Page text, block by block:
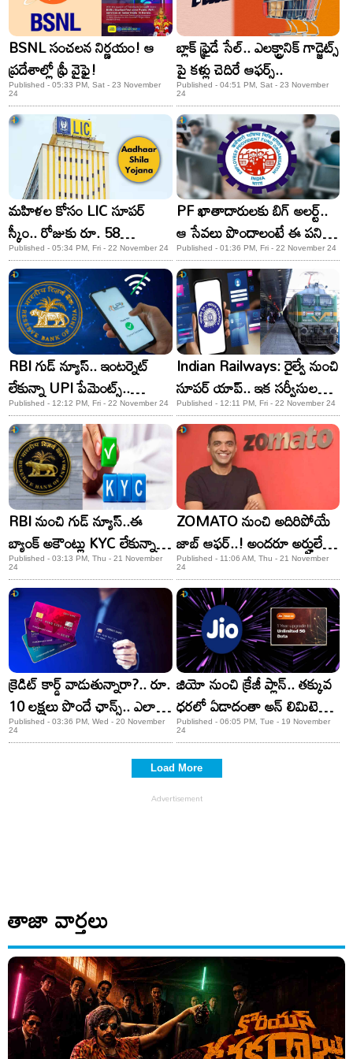
BSNL సంచలన నిర్ణయం! ఆ
ప్రదేశాల్లో ఫ్రీ వైఫై!
Published - 05:33 PM, Sat - 23 November
24
బ్లాక్‌ ఫ్రైడే సేల్.. ఎలక్ట్రానిక్ గాడ్జెట్స్
పై కళ్లు చెదిరే ఆఫర్స్..
Published - 04:51 PM, Sat - 23 November
24
మహిళల కోసం LIC సూపర్
స్కీం.. రోజుకు రూ. 58
పొదుపుతో రూ.8 లక్షల లాభం
Published - 05:34 PM, Fri - 22 November 24
PF ఖాతాదారులకు బిగ్ అలర్ట్..
ఆ సేవలు పొందాలంటే ఈ పని
చేయండి
Published - 01:36 PM, Fri - 22 November 24
RBI గుడ్ న్యూస్.. ఇంటర్నెట్
లేకున్నా UPI పేమెంట్స్..
అమల్లోకి వచ్చేది ఎప్పుడంటే?
Published - 12:12 PM, Fri - 22 November 24
Indian Railways: రైల్వే నుంచి
సూపర్ యాప్.. ఇక సర్వీసులన్నీ
చాలా ఈజీ!
Published - 12:11 PM, Fri - 22 November 24
RBI నుంచి గుడ్ న్యూస్..ఈ
బ్యాంక్ అకౌంట్లు KYC లేకున్నా
పని చేస్తాయి!
Published - 03:13 PM, Thu - 21 November
24
ZOMATO నుంచి అదిరిపోయే
జాబ్ ఆఫర్..! అందరూ అర్హులే..!
జీతం రూ.50 లక్షలు.. కానీ?
Published - 11:06 AM, Thu - 21 November
24
క్రెడిట్ కార్డ్ వాడుతున్నారా?.. రూ.
10 లక్షలు పొందే ఛాన్స్.. ఎలా
అంటే?
Published - 03:36 PM, Wed - 20 November
24
జియో నుంచి క్రేజీ ప్లాన్.. తక్కువ
ధరలో ఏడాదంతా అన్ లిమిటెడ్
5జీ డేటా..
Published - 06:05 PM, Tue - 19 November
24
Load More
తాజా వార్తలు